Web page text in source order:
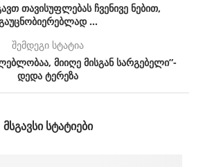
თავისუფლებას ჩვენივე ნებით,
…
შემდეგი სტატია
მიიღე მისგან სარგებელი”-
დედა ტერეზა
ᲛᲡᲒᲐᲕᲡᲘ ᲡᲢᲐᲢᲘᲔᲑᲘ